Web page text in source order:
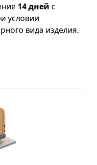
14 дней с
условии
вида изделия.